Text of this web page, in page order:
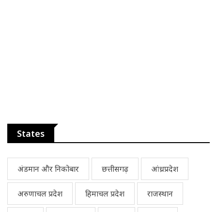
States
अंडमान और निकोबार छत्तीसगढ़ आंध्रप्रदेश
अरुणाचल प्रदेश हिमाचल प्रदेश राजस्थान